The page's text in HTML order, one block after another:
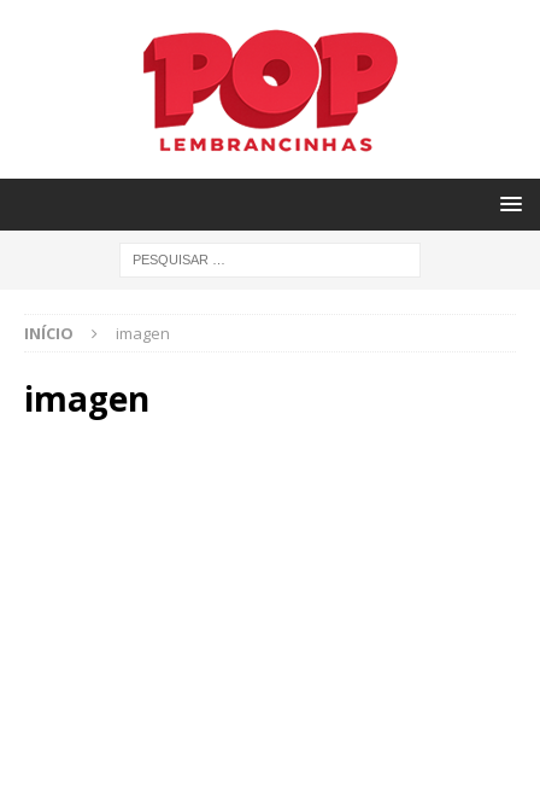
INÍCIO imagen
imagen